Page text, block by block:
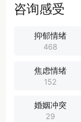
咨询感受
抑郁情绪
468
焦虑情绪
152
婚姻冲突
29
考试焦虑 青